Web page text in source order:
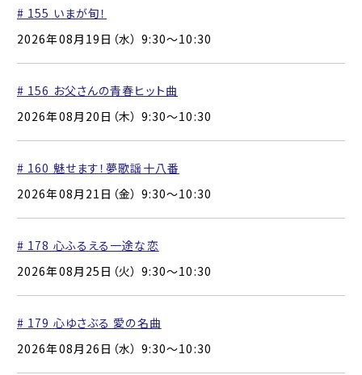
# 155 いまが旬！
2026年08月19日（水） 9:30〜10:30
# 156 お父さんの青春ヒット曲
2026年08月20日（木） 9:30〜10:30
# 160 魅せます！夢歌謡十八番
2026年08月21日（金） 9:30〜10:30
# 178 心ふるえる一途な恋
2026年08月25日（火） 9:30〜10:30
# 179 心ゆさぶる 愛の名曲
2026年08月26日（水） 9:30〜10:30